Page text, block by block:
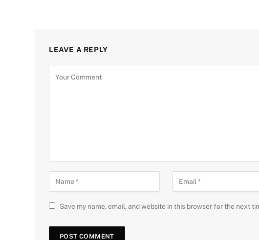
LEAVE A REPLY
Save my name, email, and website in this browser for the next